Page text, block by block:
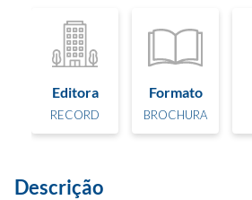
Editora
RECORD
Formato
BROCHURA
Descrição